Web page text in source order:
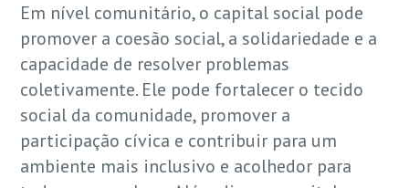
Em nível comunitário, o capital social pode
promover a coesão social, a solidariedade e a
capacidade de resolver problemas
coletivamente. Ele pode fortalecer o tecido
social da comunidade, promover a
participação cívica e contribuir para um
ambiente mais inclusivo e acolhedor para